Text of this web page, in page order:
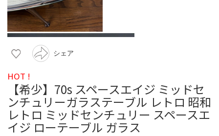
シェア
HOT !
【希少】70s スペースエイジ ミッドセ
ンチュリーガラステーブル レトロ 昭和
レトロ ミッドセンチュリー スペースエ
イジ ローテーブル ガラス